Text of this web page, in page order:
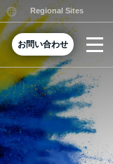
Regional Sites
お問い合わせ